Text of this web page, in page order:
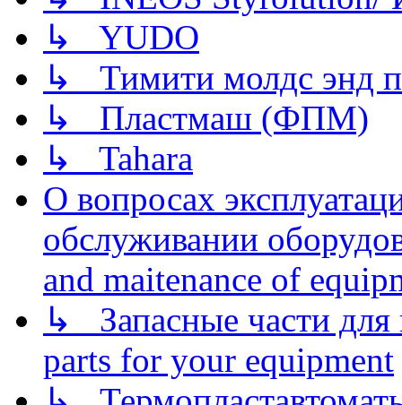
↳ YUDO
↳ Тимити молдс энд
↳ Пластмаш (ФПМ)
↳ Tahara
О вопросах
обслуживании
and maitenance of
↳ Запасные части для
parts for your equipment